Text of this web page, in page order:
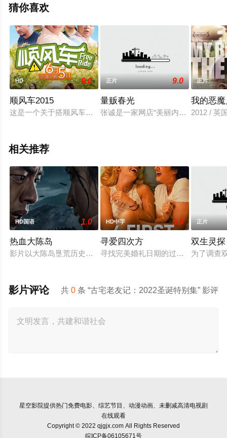
演绎的英国电影，手机免费观看高清无删减完整版电影大
视猫或剧情网等平台了解。
猜你喜欢
HD 9.0
顺风车2015
这是一个关于搭顺风车的故事。光头欧阳风（王永 饰）是一家
正片 9.0
量贩春光
张诚是一家网店“美丽内衣”的老板，
正片
我的恶
2012 / 英
相关推荐
HD国语 1.0
热血大陈岛
影片以大陈岛垦荒历史为创作底色，在尊重历史真实性的前提
HD中字 9.0
寻爱四次方
寻找完美婚礼日期的过程，扎拉经
正片
双生灵探
为了调查
共0 条 “古宅老友记：2022圣诞特别集” 影评
影片评论
星空影院提供热门免费电影、综艺节目、动漫动画、未删减高清电视剧
在线观看
Copyright © 2022 qjgjx.com All Rights Reserved
皖ICP备06105671号